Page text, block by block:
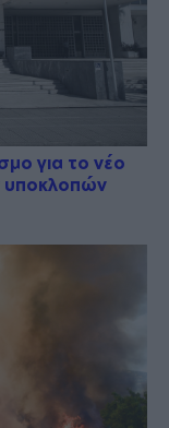
για το νέο
υποκλοπών